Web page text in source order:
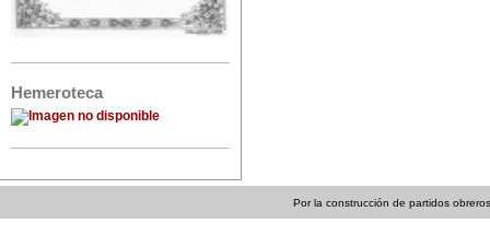
Hemeroteca
Por la construcción de partidos